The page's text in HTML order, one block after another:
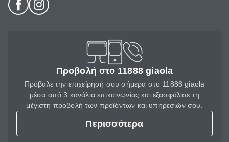
Προβολή στο 11888 giaola
Πρόβαλε την επιχείρησή σου σήμερα στο 11888 giaola
μέσα από 3 κανάλια επικοινωνίας και εξασφάλισε τη
μέγιστη προβολή των προϊόντων και υπηρεσιών σου.
Περισσότερα